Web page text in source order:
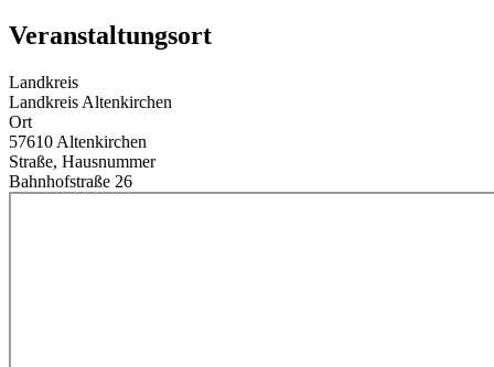
Veranstaltungsort
Landkreis
Landkreis Altenkirchen
Ort
57610 Altenkirchen
Straße, Hausnummer
Bahnhofstraße 26